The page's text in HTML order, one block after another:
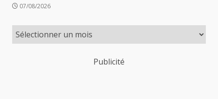
07/08/2026
Publicité